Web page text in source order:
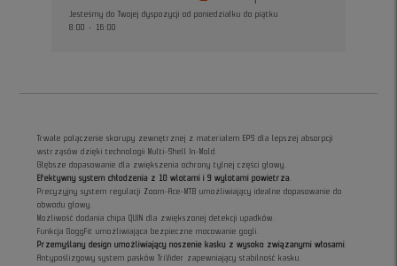
Jesteśmy do Twojej dyspozycji od poniedziałku do piątku
8:00 - 16:00
Trwałe połączenie skorupy zewnętrznej z materiałem EPS dla lepszej absorpcji
wstrząsów dzięki technologii Multi-Shell In-Mold.
Głębsze dopasowanie dla zwiększenia ochrony tylnej części głowy.
Efektywny system chłodzenia z 10 wlotami i 9 wylotami powietrza.
Precyzyjny system regulacji Zoom-Ace-MTB umożliwiający idealne dopasowanie do
obwodu głowy.
Możliwość dodania chipa QUIN dla zwiększonej detekcji upadków.
Funkcja GoggFit umożliwiająca bezpieczne mocowanie gogli.
Przemyślany design umożliwiający noszenie kasku z wysoko związanymi włosami.
Antypoślizgowy system pasków TriVider zapewniający stabilność kasku.